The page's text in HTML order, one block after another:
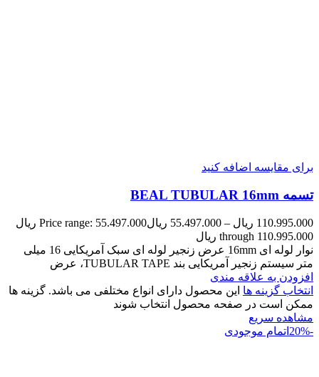
برای مقایسه اضافه کنید
تسمه BEAL TUBULAR 16mm
110.995.000 ریال –
55.497.000 ریال
Price range: 55.497.000 ریال
through 110.995.000 ریال
نوار لوله ای 16mm عرض زنجیر لوله ای سبک آمریکایی 16 میلی
متر سیستم زنجیر آمریکایی بند TUBULAR TAPE، عرض
افزودن به علاقه مندی
انتخاب گزینه ها این محصول دارای انواع مختلفی می باشد. گزینه ها
ممکن است در صفحه محصول انتخاب شوند
مشاهده سریع
-20%
اتمام موجودی